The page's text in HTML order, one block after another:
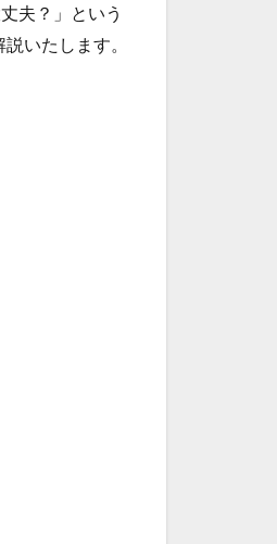
夫？」という
いたします。